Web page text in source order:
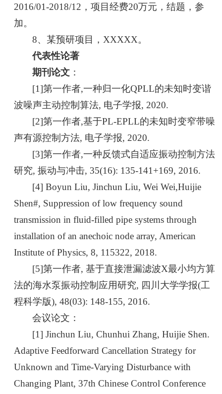
2016/01-2018/12，项目经费20万元，结题，参
加。
8、某预研项目，XXXXX。
代表性论著
期刊论文 ：
[1]第一作者,一种归一化QPLL的未知时变谐
波噪声主动控制算法, 电子学报, 2020.
[2]第一作者,基于PL-EPLL的未知时变窄带噪
声有源控制方法, 电子学报, 2020.
[3]第一作者,一种反馈式自适应振动控制方法
研究, 振动与冲击, 35(16): 135-141+169, 2016.
[4] Boyun Liu, Jinchun Liu, Wei Wei,Huijie
Shen#, Suppression of low frequency sound
transmission in fluid-filled pipe systems through
installation of an anechoic node array, American
Institute of Physics, 8, 115322, 2018.
[5]第一作者, 基于直接泄漏滤波X最小均方算
法的海水泵振动控制应用研究, 四川大学学报(工
程科学版), 48(03): 148-155, 2016.
会议论文：
[1] Jinchun Liu, Chunhui Zhang, Huijie Shen.
Adaptive Feedforward Cancellation Strategy for
Unknown and Time-Varying Disturbance with
Changing Plant, 37th Chinese Control Conference